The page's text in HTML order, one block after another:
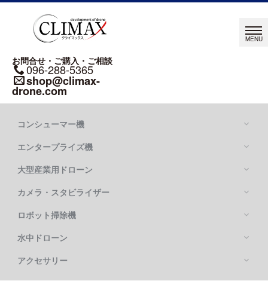
お問合せ・ご購入・ご相談
096-288-5365
shop@climax-
drone.com
コンシューマー機
Mavic シリーズ
DJI MAVIC 4 PRO
エンタープライズ機
DJI MATRICE シリーズ
DJI MATRICE 400
DJI MATRICE 350 RTK
MATRICE 30 SERIES
大型産業用ドローン
DJI FLYCART 100
DJI FLYCART 30
カメラ・スタビライザー
OSMO POCKETシリーズ
OSMO POCKET 4P
ロボット掃除機
水中ドローン
アクセサリー